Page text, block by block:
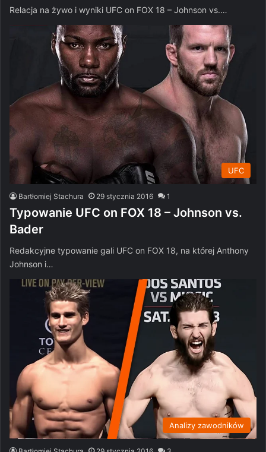
Relacja na żywo i wyniki UFC on FOX 18 – Johnson vs.…
UFC
Bartłomiej Stachura 29 stycznia 2016 1
Typowanie UFC on FOX 18 – Johnson vs.
Bader
Redakcyjne typowanie gali UFC on FOX 18, na której Anthony
Johnson i…
Analizy zawodników